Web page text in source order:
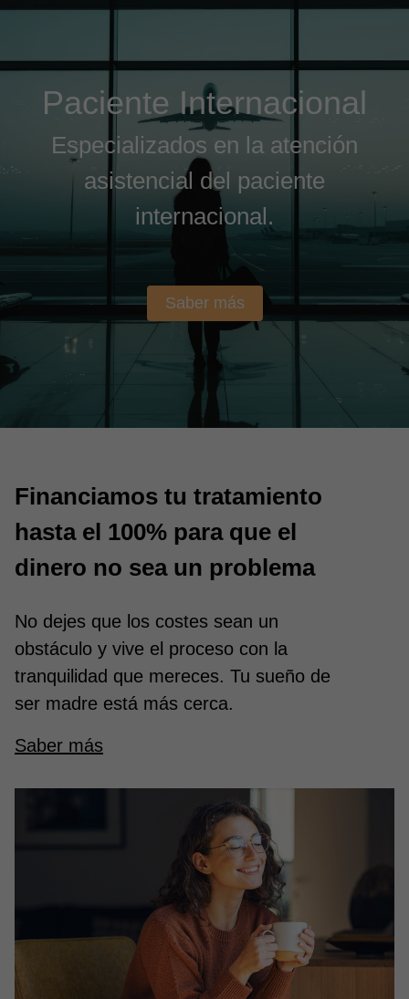
Paciente Internacional
Especializados en la atención
asistencial del paciente
internacional.
Saber más
Financiamos tu tratamiento
hasta el 100% para que el
dinero no sea un problema
No dejes que los costes sean un
obstáculo y vive el proceso con la
tranquilidad que mereces. Tu sueño de
ser madre está más cerca.
Saber más